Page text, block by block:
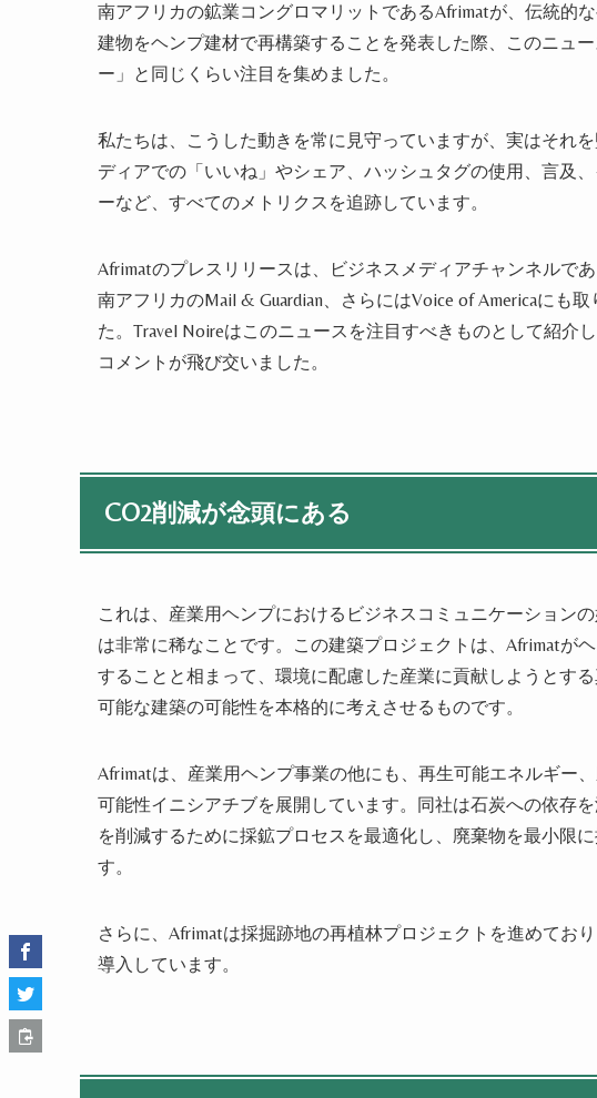
南アフリカの鉱業コングロマリットであるAfrimatが、伝統的
建物をヘンプ建材で再構築することを発表した際、このニュ
ー」と同じくらい注目を集めました。
私たちは、こうした動きを常に見守っていますが、実はそれ
ディアでの「いいね」やシェア、ハッシュタグの使用、言及
ーなど、すべてのメトリクスを追跡しています。
Afrimatのプレスリリースは、ビジネスメディアチャンネルであ
南アフリカのMail & Guardian、さらにはVoice of Americaにも
た。Travel Noireはこのニュースを注目すべきものとして紹介
コメントが飛び交いました。
CO2削減が念頭にある
これは、産業用ヘンプにおけるビジネスコミュニケーション
は非常に稀なことです。この建築プロジェクトは、Afrimatが
することと相まって、環境に配慮した産業に貢献しようとす
可能な建築の可能性を本格的に考えさせるものです。
Afrimatは、産業用ヘンプ事業の他にも、再生可能エネルギー
可能性イニシアチブを展開しています。同社は石炭への依存
を削減するために採鉱プロセスを最適化し、廃棄物を最小限
す。
さらに、Afrimatは採掘跡地の再植林プロジェクトを進めてお
導入しています。